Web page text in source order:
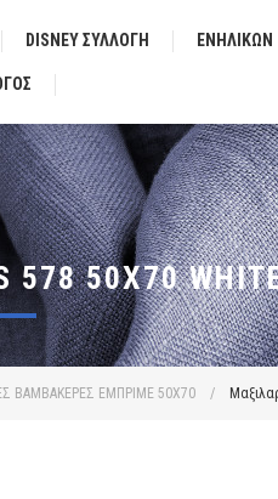
DISNEY ΣΥΛΛΟΓΗ ΕΝΗΛΙΚΩΝ
ΒΑΜΒΑΚΕΡΕΣ ΕΜΠΡΙΜΕ 50X70 /
50X70